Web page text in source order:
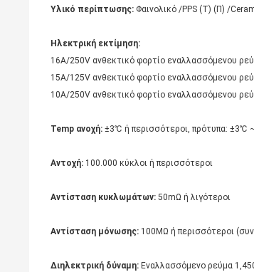
Υλικό περίπτωσης: Φαινολικό /PPS (Τ) (Π) /
Ηλεκτρική εκτίμηση:
16A/250V ανθεκτικό φορτίο εναλλασσόμενου
15A/125V ανθεκτικό φορτίο εναλλασσόμενου
10A/250V ανθεκτικό φορτίο εναλλασσόμενου
Temp ανοχή: ±3℃ ή περισσότεροι, πρότυπα: ±3℃
Αντοχή: 100.000 κύκλοι ή περισσότεροι
Αντίσταση κυκλωμάτων: 50mΩ ή λιγότεροι
Αντίσταση μόνωσης: 100MΩ ή περισσότεροι
Διηλεκτρική δύναμη: Εναλλασσόμενο ρεύμα